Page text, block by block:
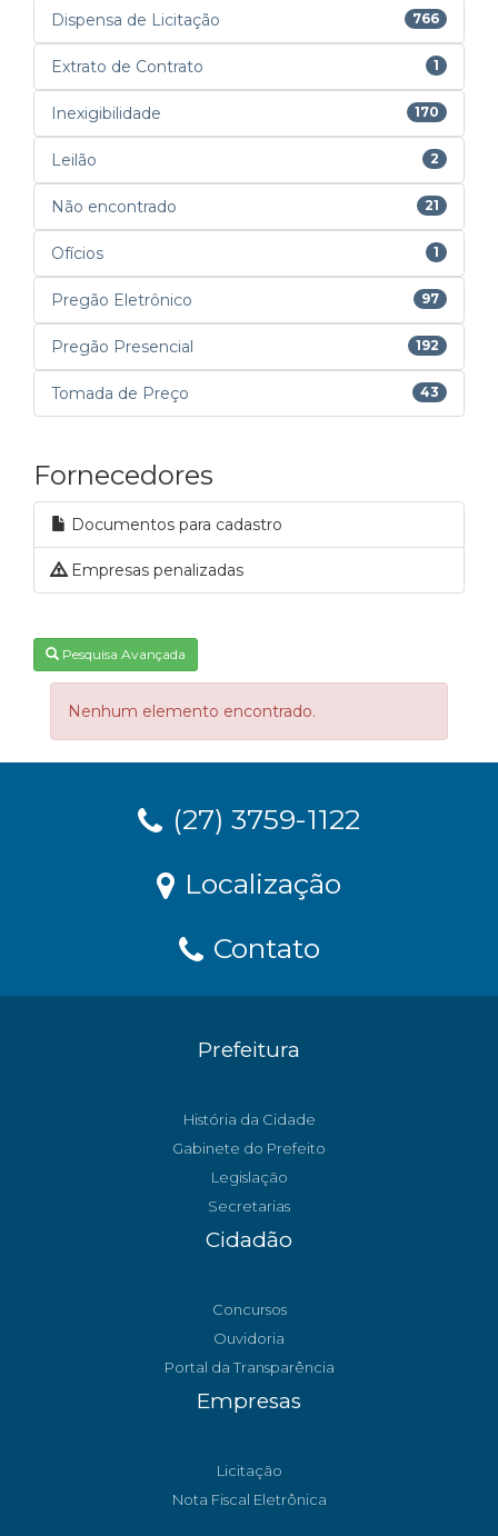
Dispensa de Licitação 766
Extrato de Contrato 1
Inexigibilidade 170
Leilão 2
Não encontrado 21
Ofícios 1
Pregão Eletrônico 97
Pregão Presencial 192
Tomada de Preço 43
Fornecedores
Documentos para cadastro
Empresas penalizadas
Pesquisa Avançada
Nenhum elemento encontrado.
(27) 3759-1122
Localização
Contato
Prefeitura
História da Cidade
Gabinete do Prefeito
Legislação
Secretarias
Cidadão
Concursos
Ouvidoria
Portal da Transparência
Empresas
Licitação
Nota Fiscal Eletrônica